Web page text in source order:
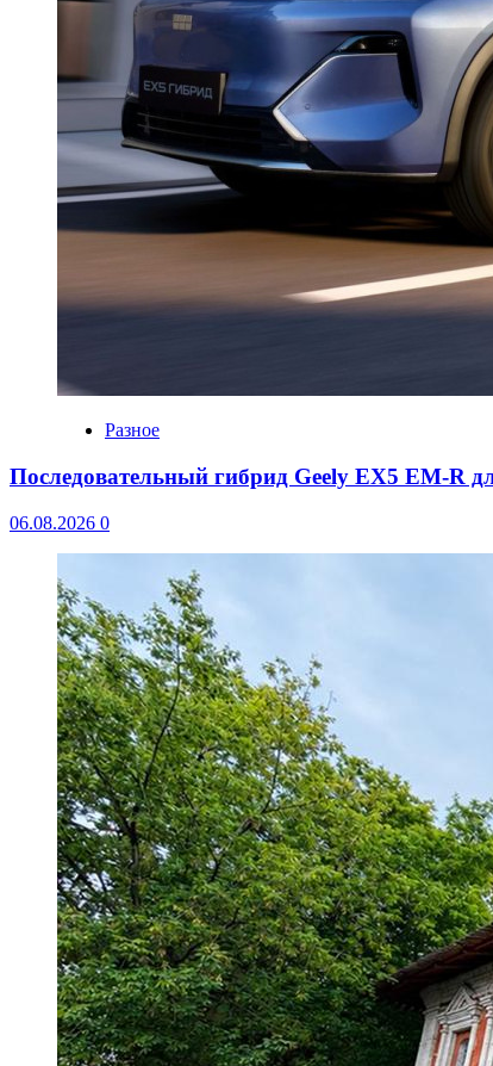
Разное
Последовательный гибрид Geely EX5 EM-R
06.08.2026 0